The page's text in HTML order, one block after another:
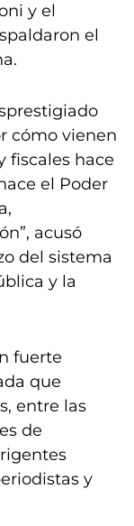
y el
el
cómo vienen
fiscales hace
el Poder
acusó
del sistema
y la
fuerte
que
entre las
de
y